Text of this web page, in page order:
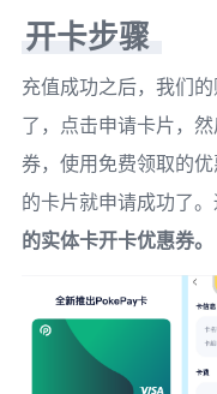
开卡步骤
充值成功之后，我们
了，点击申请卡片，
券，使用免费领取的
的卡片就申请成功了
的实体卡开卡优惠券。